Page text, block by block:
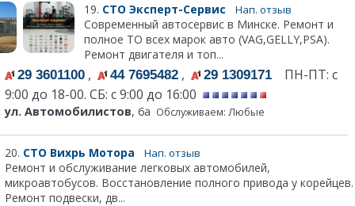
19. СТО Эксперт-Сервис Нап. отзыв
Современный автосервис в Минске. Ремонт и
полное ТО всех марок авто (VAG,GELLY,PSA).
Ремонт двигателя и топ...
29 3601100 , 44 7695482 , 29 1309171 ПН-ПТ: с
9:00 до 18-00. СБ: с 9:00 до 16:00
ул. Автомобилистов, 6а Обслуживаем: Любые
20. СТО Вихрь Мотора Нап. отзыв
Ремонт и обслуживание легковых автомобилей,
микроавтобусов. Восстановление полного привода у корейцев.
Ремонт подвески, дв...